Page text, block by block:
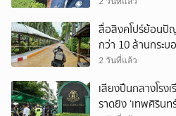
สื่อสิงคโปร์ย้อนปัญ
กว่า 10 ล้านกระ
สูงที่สุดในภูมิภาค
2 วันที่แล้ว
เสียงปืนกลางโรง
ราดยิง ‘เทพศิรินท